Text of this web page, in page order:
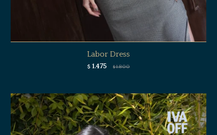
Labor Dress
$ 1.475 $ 1.800